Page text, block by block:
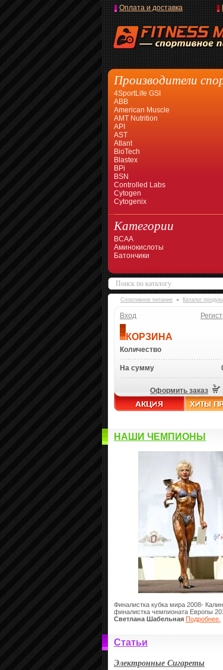
Оплата и доставка
Производители
4SportLife GSI
ABB
American Muscle
AMT Nutrition
API
AST
Atlant
BioTech
Blastex
BPi
BSN
Controlled Labs
Cytogen
Cytogenix
Категории
BCAA
Аминокислоты
Батончики
Спортивное питание Каталог
Вход
КОРЗИНА
Количество
На сумму
Оформить заказ
НАШИ ЧЕМПИОНЫ
Финалистка кубка мира 2008-
финалистка чемпионата Европы
Светлана Шабельная Подробнее.
Статьи
Электронные Сигареты